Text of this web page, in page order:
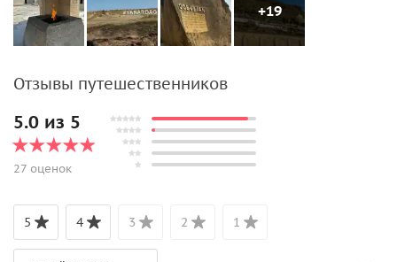
+19
Отзывы путешественников
5.0 из 5
27 оценок
5 4 3 2 1